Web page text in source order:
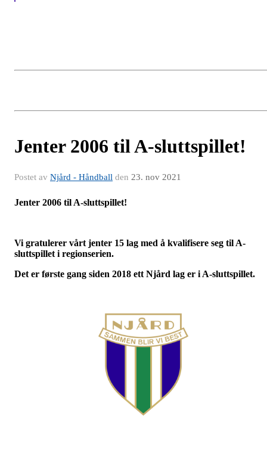
Jenter 2006 til A-sluttspillet!
Postet av Njård - Håndball den 23. nov 2021
Jenter 2006 til A-sluttspillet!
Vi gratulerer vårt jenter 15 lag med å kvalifisere seg til A-
sluttspillet i regionserien.
Det er første gang siden 2018 ett Njård lag er i A-sluttspillet.